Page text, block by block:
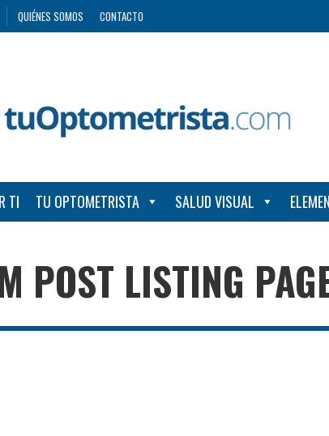
QUIÉNES SOMOS CONTACTO
TI TU OPTOMETRISTA SALUD VISUAL
POST LISTING